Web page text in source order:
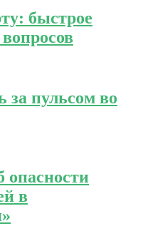
быстрое
за пульсом во
опасности
в